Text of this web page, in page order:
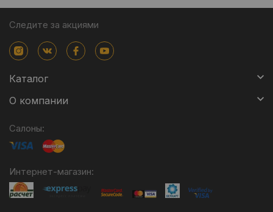
Следите за акциями
Каталог
О компании
Салоны:
Интернет-магазин: